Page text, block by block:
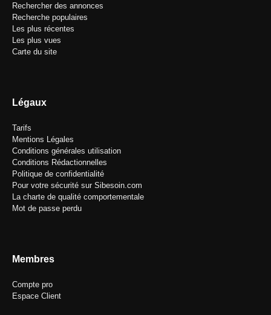
Rechercher des annonces
Recherche populaires
Les plus récentes
Les plus vues
Carte du site
Légaux
Tarifs
Mentions Légales
Conditions générales utilisation
Conditions Rédactionnelles
Politique de confidentialité
Pour votre sécurité sur Sibesoin.com
La charte de qualité comportementale
Mot de passe perdu
Membres
Compte pro
Espace Client